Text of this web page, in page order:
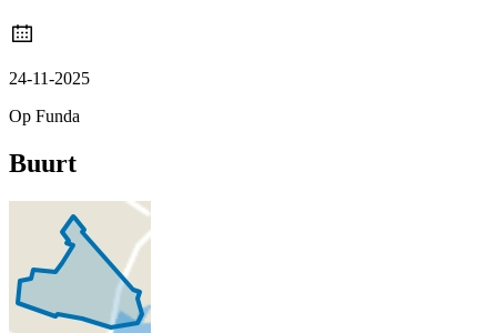
24-11-2025
Op Funda
Buurt